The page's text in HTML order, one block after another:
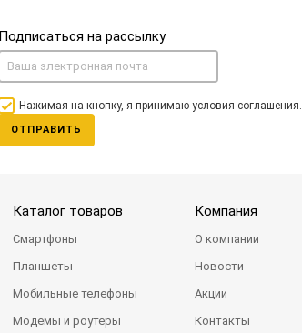
Подписаться на рассылку
Нажимая на кнопку, я принимаю условия соглашения.
ОТПРАВИТЬ
Каталог товаров
Смартфоны
Планшеты
Мобильные телефоны
Модемы и роутеры
Компания
О компании
Новости
Акции
Контакты